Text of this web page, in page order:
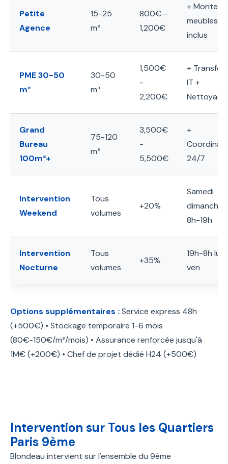
Petite
Agence
15-25
m³
800€ -
1,200€
+ Monte-
meubles
inclus
PME 30-50
m²
30-50
m³
1,500€
-
2,200€
+ Transfert
IT +
Nettoyage
Grand
Bureau
100m²+
75-120
m³
3,500€
-
5,500€
+
24/7
Intervention
Weekend
Tous
volumes
+20%
Samedi
dimanche
8h-19h
Intervention
Nocturne
Tous
volumes
+35%
19h-8h
ven
Options supplémentaires : Service express 48h
(+500€) • Stockage temporaire 1-6 mois
(80€-150€/m³/mois) • Assurance renforcée jusqu'à
1M€ (+200€) • Chef de projet dédié H24 (+500€)
Intervention sur Tous les Quartiers
Paris 9ème
Blondeau intervient sur l'ensemble du 9ème